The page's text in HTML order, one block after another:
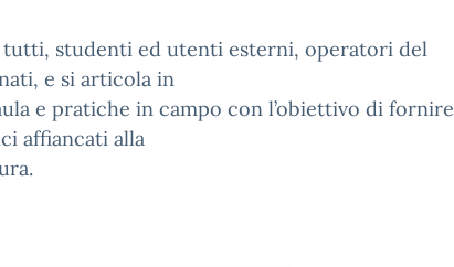
studenti ed utenti esterni, operatori del
e si articola in
e pratiche in campo con l’obiettivo di fornire
affiancati alla